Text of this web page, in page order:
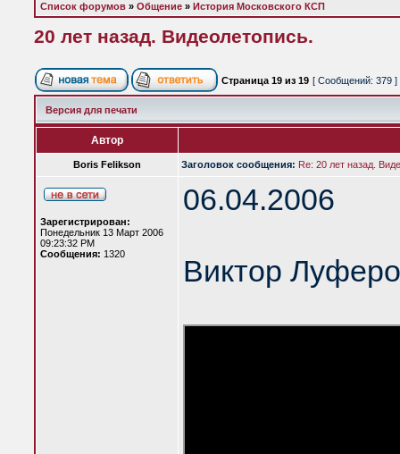
Список форумов » Общение » История Московского КСП
20 лет назад. Видеолетопись.
Страница 19 из 19 [ Сообщений: 379 ]
Версия для печати
Автор
Boris Felikson Заголовок сообщения: Re: 20 лет назад.
Зарегистрирован:
Понедельник 13 Март 2006
09:23:32 PM
Сообщения: 1320
06.04.2006
Виктор